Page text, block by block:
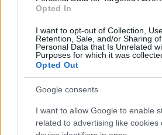
Opted In
I want to opt-out of Collection,
Retention, Sale, and/or Sharing
Personal Data that Is Unrelated
Purposes for which it was
Opted Out
Google consents
I want to allow Google to enable
related to advertising like cookies
Γιατί λείπουν τα σπίτια στην
Ποιοι έχουν αυξημένη